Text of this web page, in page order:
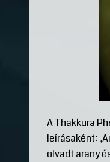
A Thakkura
leírásaként:
olvadt arany